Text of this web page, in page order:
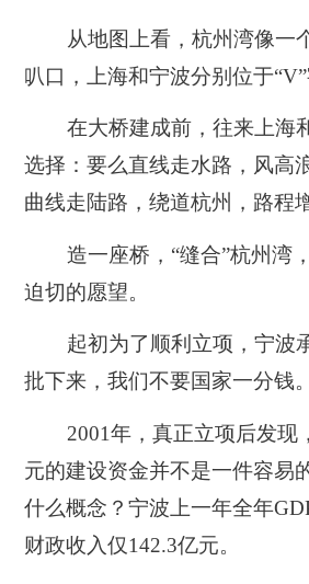
从地图上看，杭州湾像一
叭口，上海和宁波分别位于“V”
在大桥建成前，往来上海
选择：要么直线走水路，风高
曲线走陆路，绕道杭州，路程
造一座桥，“缝合”杭州湾
迫切的愿望。
起初为了顺利立项，宁波
批下来，我们不要国家一分钱
2001年，真正立项后发现
元的建设资金并不是一件容易
什么概念？宁波上一年全年
财政收入仅142.3亿元。